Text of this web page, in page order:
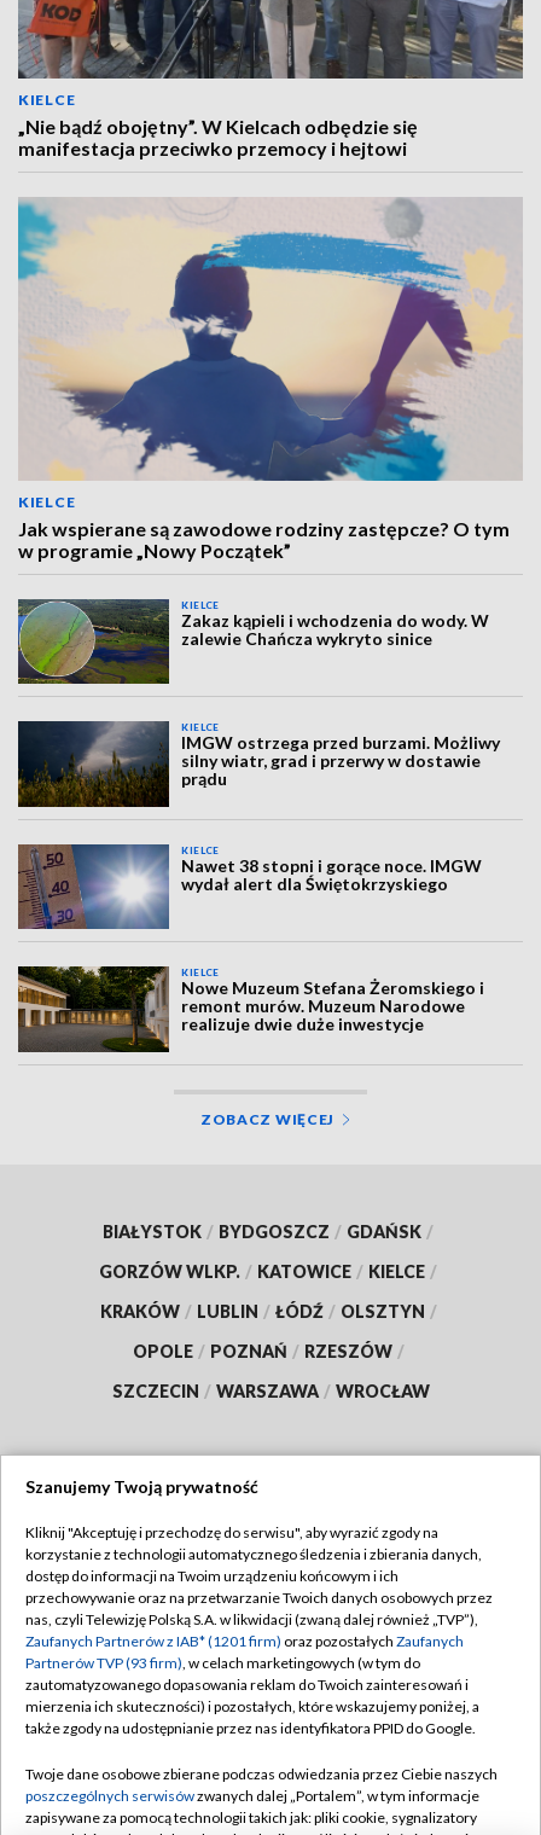
KIELCE
„Nie bądź obojętny”. W Kielcach odbędzie się
manifestacja przeciwko przemocy i hejtowi
KIELCE
Jak wspierane są zawodowe rodziny zastępcze? O tym
w programie „Nowy Początek”
KIELCE
Zakaz kąpieli i wchodzenia do wody. W
zalewie Chańcza wykryto sinice
KIELCE
IMGW ostrzega przed burzami. Możliwy
silny wiatr, grad i przerwy w dostawie
prądu
KIELCE
Nawet 38 stopni i gorące noce. IMGW
wydał alert dla Świętokrzyskiego
KIELCE
Nowe Muzeum Stefana Żeromskiego i
remont murów. Muzeum Narodowe
realizuje dwie duże inwestycje
ZOBACZ WIĘCEJ
BIAŁYSTOK / BYDGOSZCZ / GDAŃSK /
GORZÓW WLKP. / KATOWICE / KIELCE /
KRAKÓW / LUBLIN / ŁÓDŹ / OLSZTYN /
OPOLE / POZNAŃ / RZESZÓW /
SZCZECIN / WARSZAWA / WROCŁAW
TVP
Abonament TVP
Emisja w TVP
Centrum informacji TVP
Naziemna Telewizja Cyfrowa
Rada Programowa
Regulamin TVP
Polityka prywatności
Moje zgody
Pomoc
Kontakt
Szanujemy Twoją prywatność
Kliknij "Akceptuję i przechodzę do serwisu", aby wyrazić zgody na
korzystanie z technologii automatycznego śledzenia i zbierania danych,
dostęp do informacji na Twoim urządzeniu końcowym i ich
przechowywanie oraz na przetwarzanie Twoich danych osobowych przez
nas, czyli Telewizję Polską S.A. w likwidacji (zwaną dalej również „TVP”),
Zaufanych Partnerów z IAB* (1201 firm) oraz pozostałych Zaufanych
Partnerów TVP (93 firm), w celach marketingowych (w tym do
zautomatyzowanego dopasowania reklam do Twoich zainteresowań i
mierzenia ich skuteczności) i pozostałych, które wskazujemy poniżej, a
także zgody na udostępnianie przez nas identyfikatora PPID do Google.
Twoje dane osobowe zbierane podczas odwiedzania przez Ciebie naszych
poszczególnych serwisówzwanych dalej „Portalem”, w tym informacje
zapisywane za pomocą technologii takich jak: pliki cookie, sygnalizatory